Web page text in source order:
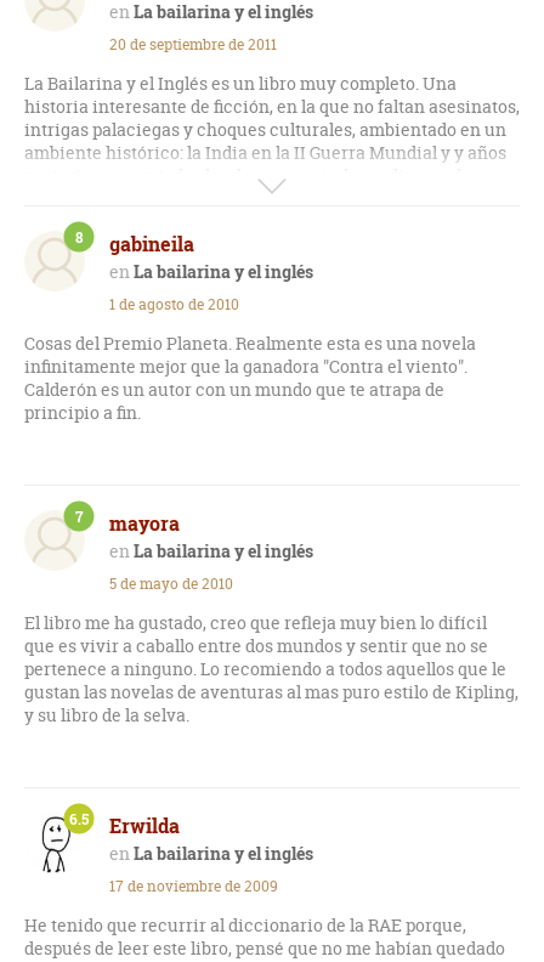
La bailarina y el inglés
20 de septiembre de 2011
La Bailarina y el Inglés es un libro muy completo. Una
historia interesante de ficción, en la que no faltan asesinatos,
intrigas palaciegas y choques culturales, ambientado en un
ambiente histórico: la India en la II Guerra Mundial y y años
posteriores, con todos los deseos por independizarse de unos,
y de no perder una colonia de otros.
Bien escrito y engancha. Recomendable.
gabineila
La bailarina y el inglés
8
1 de agosto de 2010
Cosas del Premio Planeta. Realmente esta es una novela
infinitamente mejor que la ganadora "Contra el viento".
Calderón es un autor con un mundo que te atrapa de
principio a fin.
mayora
La bailarina y el inglés
7
5 de mayo de 2010
El libro me ha gustado, creo que refleja muy bien lo difícil
que es vivir a caballo entre dos mundos y sentir que no se
pertenece a ninguno. Lo recomiendo a todos aquellos que le
gustan las novelas de aventuras al mas puro estilo de Kipling,
y su libro de la selva.
Erwilda
La bailarina y el inglés
6.5
17 de noviembre de 2009
He tenido que recurrir al diccionario de la RAE porque,
después de leer este libro, pensé que no me habían quedado